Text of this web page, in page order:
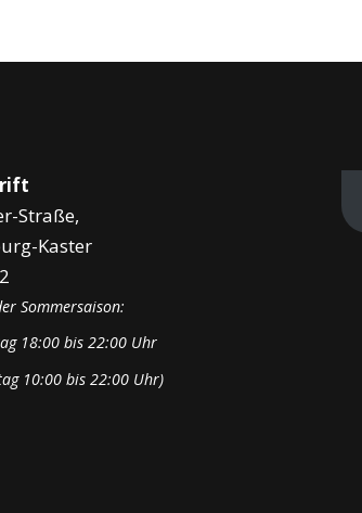
Straße,
Kaster
Sommersaison:
18:00 bis 22:00 Uhr
10:00 bis 22:00 Uhr)